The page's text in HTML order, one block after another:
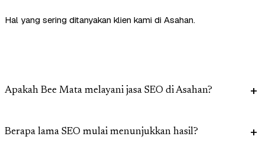
Hal yang sering ditanyakan klien kami di Asahan.
Apakah Bee Mata melayani jasa SEO di Asahan?
Berapa lama SEO mulai menunjukkan hasil?